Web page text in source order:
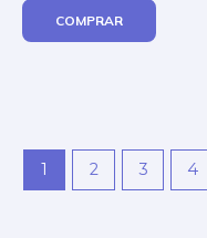
COMPRAR
1 2 3 4